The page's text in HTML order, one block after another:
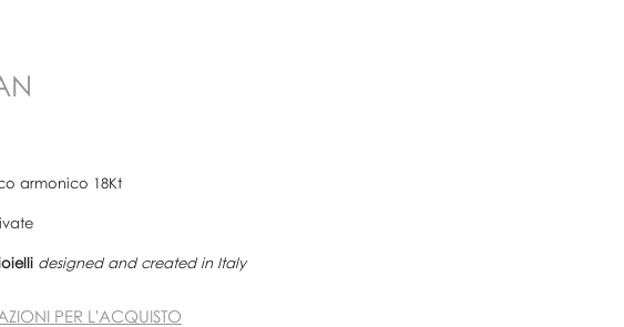
armonico 18Kt
designed and created in Italy
PER L'ACQUISTO